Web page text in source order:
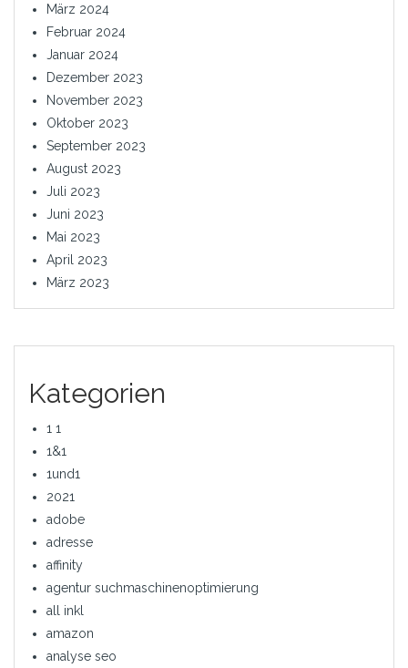
März 2024
Februar 2024
Januar 2024
Dezember 2023
November 2023
Oktober 2023
September 2023
August 2023
Juli 2023
Juni 2023
Mai 2023
April 2023
März 2023
Kategorien
1 1
1&1
1und1
2021
adobe
adresse
affinity
agentur suchmaschinenoptimierung
all inkl
amazon
analyse seo